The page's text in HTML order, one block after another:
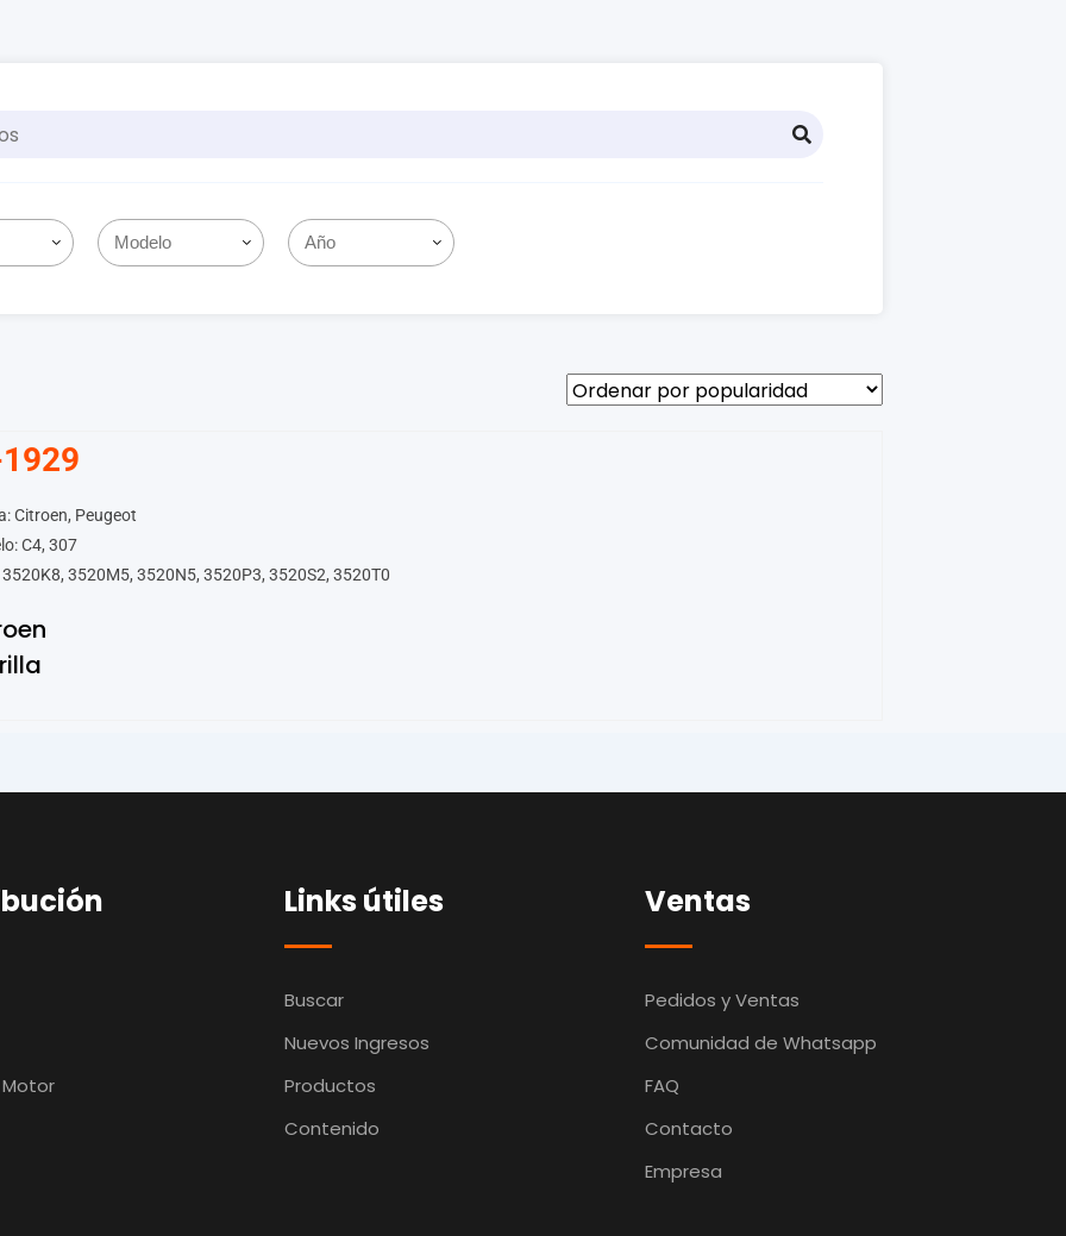
Citroen, Peugeot
C4, 307
3520K8, 3520M5, 3520N5, 3520P3, 3520S2, 3520T0
Links útiles
Buscar
Nuevos Ingresos
Productos
Contenido
Ventas
Pedidos y Ventas
Comunidad de Whatsapp
FAQ
Contacto
Empresa